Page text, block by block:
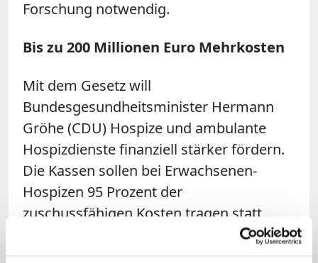
Forschung notwendig.
Bis zu 200 Millionen Euro Mehrkosten
Mit dem Gesetz will
Bundesgesundheitsminister Hermann
Gröhe (CDU) Hospize und ambulante
Hospizdienste finanziell stärker fördern.
Die Kassen sollen bei Erwachsenen-
Hospizen 95 Prozent der
zuschussfähigen Kosten tragen statt